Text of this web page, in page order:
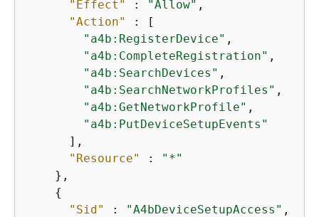
"Effect" : "Allow" ,
"Action"
: [
"a4b:RegisterDevice" ,
"a4b:CompleteRegistration" ,
"a4b:SearchDevices" ,
"a4b:SearchNetworkProfiles" ,
"a4b:GetNetworkProfile" ,
"a4b:PutDeviceSetupEvents"
      ],
"Resource"
:
"*"
    },
{
"Sid"
: "A4bDeviceSetupAccess" ,